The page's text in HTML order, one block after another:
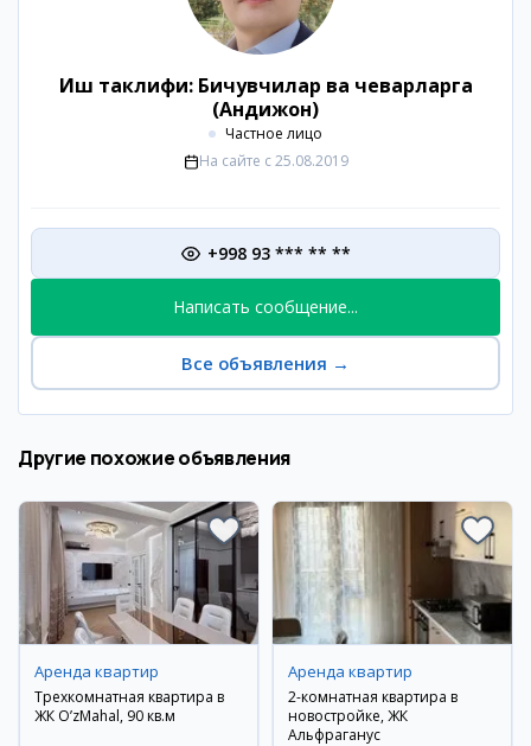
Иш таклифи: Бичувчилар ва чеварларга
(Андижон)
Частное лицо
На сайте с 25.08.2019
+998 93 *** ** **
Написать сообщение...
Все объявления →
Другие похожие объявления
Аренда квартир
Трехкомнатная квартира в
ЖК O’zMahal, 90 кв.м
Аренда квартир
2-комнатная квартира в
новостройке, ЖК
Альфраганус